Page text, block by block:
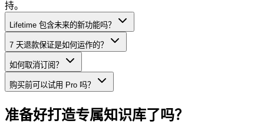
持。
Lifetime 包含未来的新功能吗？
7 天退款保证是如何运作的？
如何取消订阅？
购买前可以试用 Pro 吗？
准备好打造专属知识库了吗？